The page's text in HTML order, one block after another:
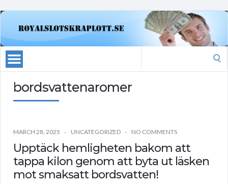
bordsvattenaromer
MARCH 28, 2025 UNCATEGORIZED NO COMMENTS
Upptäck hemligheten bakom att
tappa kilon genom att byta ut läsken
mot smaksatt bordsvatten!